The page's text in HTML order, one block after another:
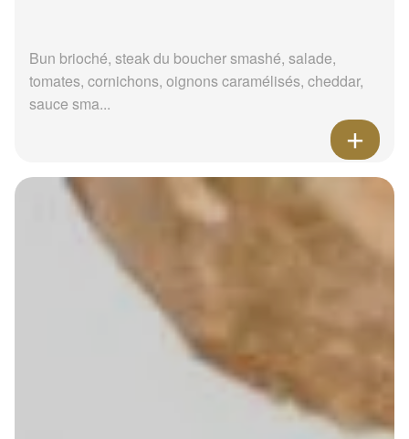
Bun brioché, steak du boucher smashé, salade,
tomates, cornichons, oignons caramélisés, cheddar,
sauce sma...